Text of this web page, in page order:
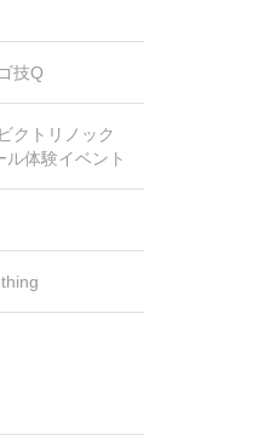
技Q
クトリノック
ル体験イベント